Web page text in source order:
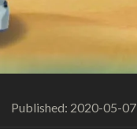
Published: 2020-05-07